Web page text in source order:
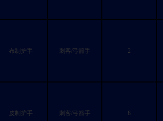
布制护手 刺客/弓箭手 2
皮制护手 刺客/弓箭手 8